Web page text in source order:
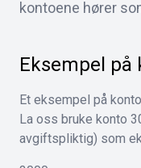
kontoene hører
Eksempel på
Et eksempel på
La oss bruke konto
avgiftspliktig) som